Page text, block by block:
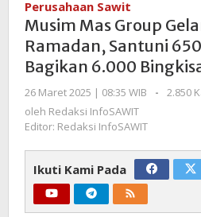
Gelar
Safari
Ramadan,
Santuni
650
Yatim
Bagikan
6.000
Bingkisan
Idulfitri
Perusahaan Sawit
Musim Mas Group
Ramadan, Santuni
Bagikan 6.000
26 Maret 2025 | 08:35 WIB
oleh
-
2.850
oleh Redaksi InfoSAWIT
Editor: Redaksi InfoSAWIT
Ikuti Kami Pada